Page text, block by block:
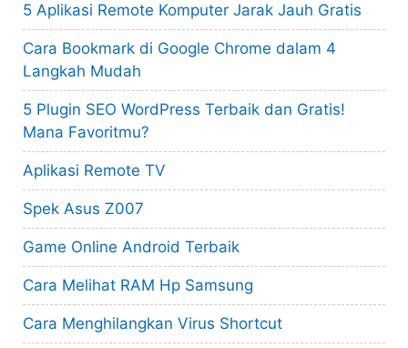
5 Aplikasi Remote Komputer Jarak Jauh Gratis
Cara Bookmark di Google Chrome dalam 4
Langkah Mudah
5 Plugin SEO WordPress Terbaik dan Gratis!
Mana Favoritmu?
Aplikasi Remote TV
Spek Asus Z007
Game Online Android Terbaik
Cara Melihat RAM Hp Samsung
Cara Menghilangkan Virus Shortcut